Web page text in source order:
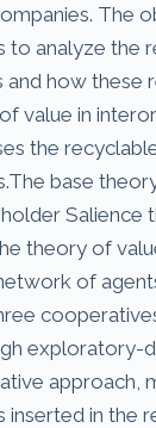
The
to analyze the
how these
value in
the
base
Salience
theory of
of
exploratory-
approach,
inserted in the